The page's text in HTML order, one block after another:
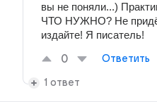
вы не поняли...)
ЧТО НУЖНО? Не
издайте! Я писатель!
0 Ответить
1 ответ